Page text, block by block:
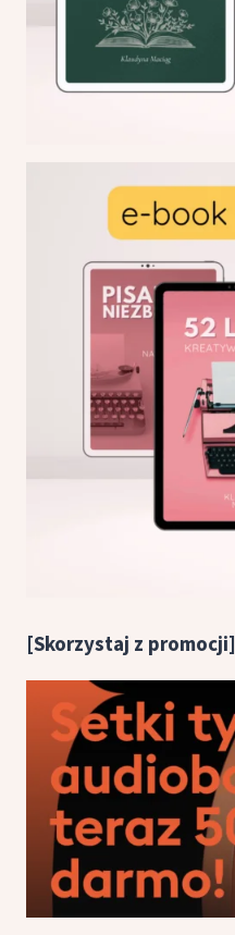
[Skorzystaj z promocji]